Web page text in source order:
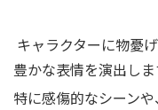
キャラクターに物憂
豊かな表情を演出しま
特に感傷的なシーン